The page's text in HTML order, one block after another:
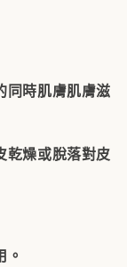
同時肌膚肌膚滋
乾燥或脫落對皮